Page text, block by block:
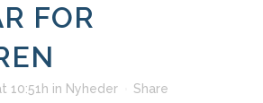
FOR
10:51h in Nyheder Share